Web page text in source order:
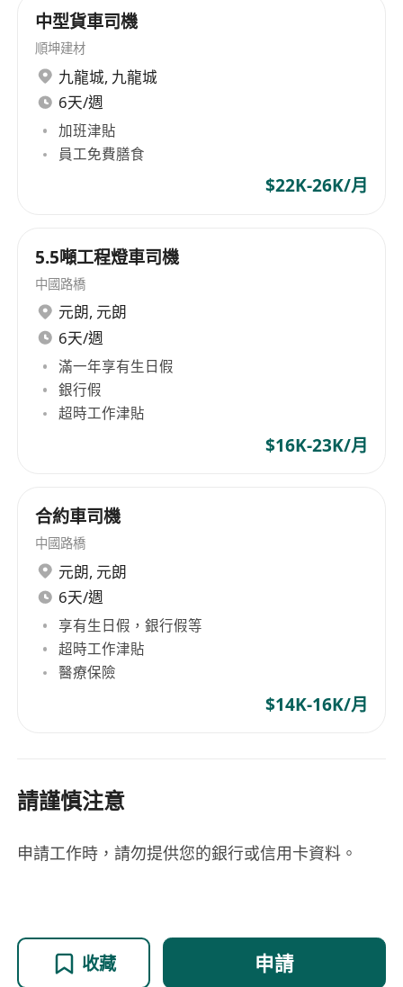
中型貨車司機
順坤建材
九龍城, 九龍城
6天/週
加班津貼
員工免費膳食
$22K-26K/月
5.5噸工程燈車司機
中國路橋
元朗, 元朗
6天/週
滿一年享有生日假
銀行假
超時工作津貼
$16K-23K/月
合約車司機
中國路橋
元朗, 元朗
6天/週
享有生日假，銀行假等
超時工作津貼
醫療保險
$14K-16K/月
請謹慎注意
申請工作時，請勿提供您的銀行或信用卡資料。
收藏 申請